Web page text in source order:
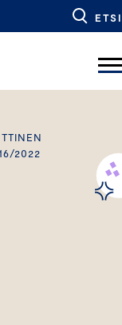
ETSI
2022